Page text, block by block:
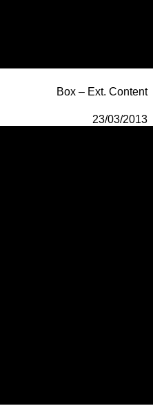
Box – Ext. Content
23/03/2013